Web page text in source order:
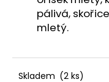
pálivá,
mletý.
Skladem (2 ks)
O
d